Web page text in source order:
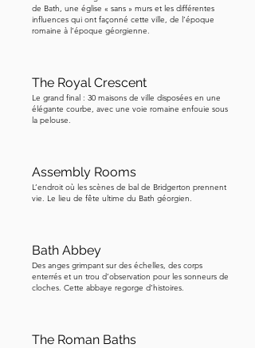
vous souvenez de cette scène plutôt
dramatique où l'inspecteur Javert
de sa fin aquatique. Bath en tant que
ville offre un joli cadre pour le
tournage et tant de films et de séries
pouvez en fait télécharger une carte de
trente-sept emplacements de tournage
différents sur le site du musée de la
Pulteney. Un pont, un centre
commercial, un décor de film, et une
œuvre d'ingénierie plutôt
de Bath et je vous retrouverai devant
de Bath, une église « sans » murs et les différentes
influences qui ont façonné cette ville, de l’époque
romaine à l’époque géorgienne.
The Royal Crescent
Le grand final : 30 maisons de ville disposées en une
élégante courbe, avec une voie romaine enfouie sous
la pelouse.
Assembly Rooms
L’endroit où les scènes de bal de Bridgerton prennent
vie. Le lieu de fête ultime du Bath géorgien.
Bath Abbey
Des anges grimpant sur des échelles, des corps
enterrés et un trou d’observation pour les sonneurs de
cloches. Cette abbaye regorge d’histoires.
The Roman Baths